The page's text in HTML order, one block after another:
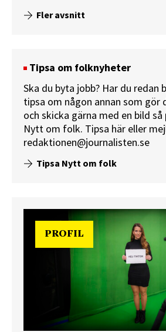
Fler avsnitt
Tipsa om folknyheter
Ska du byta jobb? Har du redan
tipsa om någon annan som gör
och skicka gärna med en bild så
Nytt om folk. Tipsa här eller
redaktionen@journalisten.se
Tipsa Nytt om folk
PROFIL